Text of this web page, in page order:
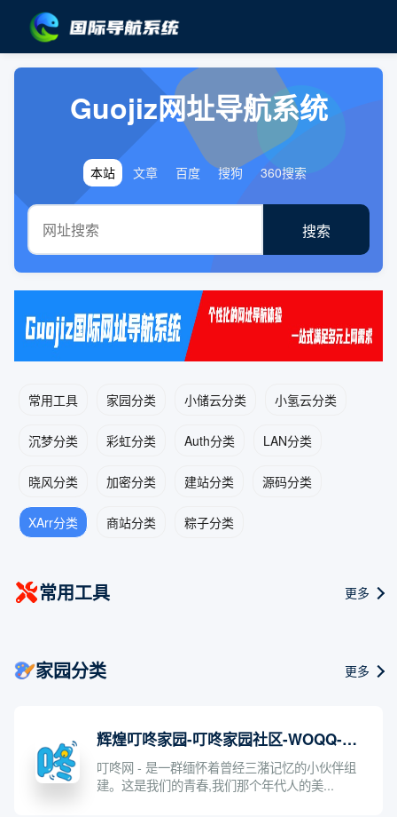
Guojiz网址导航系统
本站 文章 百度 搜狗 360搜索
搜索
常用工具 家园分类 小储云分类 小氢云分类
沉梦分类 彩虹分类 Auth分类 LAN分类
晓风分类 加密分类 建站分类 源码分类
XArr分类 商站分类 粽子分类
常用工具 更多
家园分类 更多
辉煌叮咚家园-叮咚家园社区-WOQQ-三猪家园中文最大的情感交流娱乐社区
叮咚网 - 是一群缅怀着曾经三潴记忆的小伙伴组
建。这是我们的青春,我们那个年代人的美...